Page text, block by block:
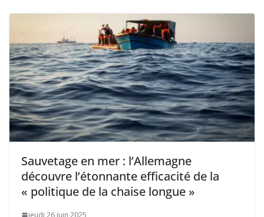
Sauvetage en mer : l’Allemagne
découvre l’étonnante efficacité de la
« politique de la chaise longue »